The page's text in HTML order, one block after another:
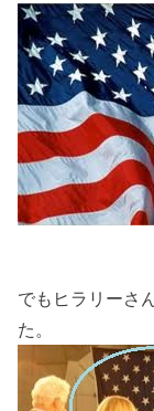
でもヒラリーさ
た。